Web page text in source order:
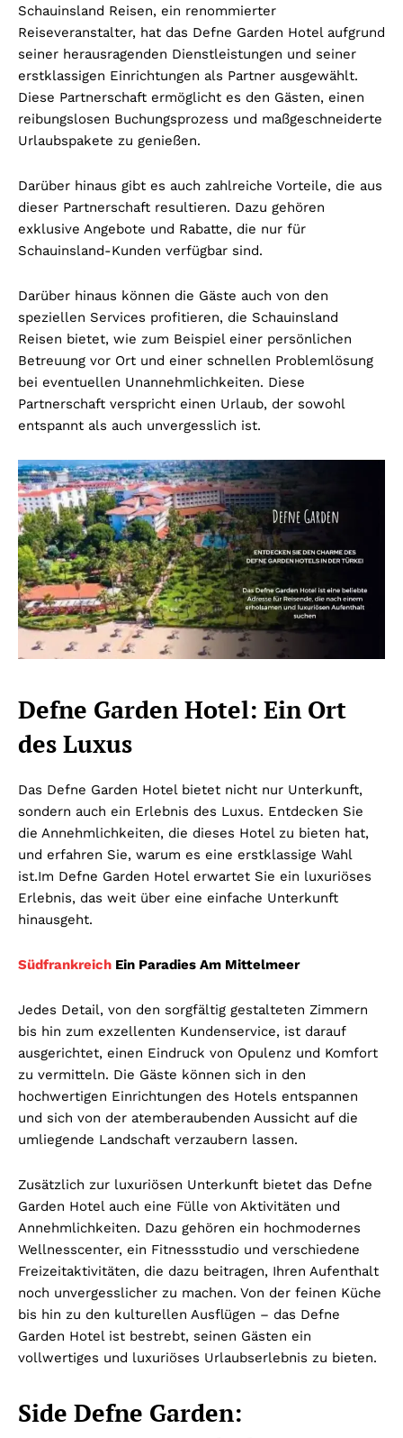
Schauinsland Reisen, ein renommierter
Reiseveranstalter, hat das Defne Garden Hotel aufgrund
seiner herausragenden Dienstleistungen und seiner
erstklassigen Einrichtungen als Partner ausgewählt.
Diese Partnerschaft ermöglicht es den Gästen, einen
reibungslosen Buchungsprozess und maßgeschneiderte
Urlaubspakete zu genießen.
Darüber hinaus gibt es auch zahlreiche Vorteile, die aus
dieser Partnerschaft resultieren. Dazu gehören
exklusive Angebote und Rabatte, die nur für
Schauinsland-Kunden verfügbar sind.
Darüber hinaus können die Gäste auch von den
speziellen Services profitieren, die Schauinsland
Reisen bietet, wie zum Beispiel einer persönlichen
Betreuung vor Ort und einer schnellen Problemlösung
bei eventuellen Unannehmlichkeiten. Diese
Partnerschaft verspricht einen Urlaub, der sowohl
entspannt als auch unvergesslich ist.
Defne Garden Hotel: Ein Ort
des Luxus
Das Defne Garden Hotel bietet nicht nur Unterkunft,
sondern auch ein Erlebnis des Luxus. Entdecken Sie
die Annehmlichkeiten, die dieses Hotel zu bieten hat,
und erfahren Sie, warum es eine erstklassige Wahl
ist.Im Defne Garden Hotel erwartet Sie ein luxuriöses
Erlebnis, das weit über eine einfache Unterkunft
hinausgeht.
Südfrankreich Ein Paradies Am Mittelmeer
Jedes Detail, von den sorgfältig gestalteten Zimmern
bis hin zum exzellenten Kundenservice, ist darauf
ausgerichtet, einen Eindruck von Opulenz und Komfort
zu vermitteln. Die Gäste können sich in den
hochwertigen Einrichtungen des Hotels entspannen
und sich von der atemberaubenden Aussicht auf die
umliegende Landschaft verzaubern lassen.
Zusätzlich zur luxuriösen Unterkunft bietet das Defne
Garden Hotel auch eine Fülle von Aktivitäten und
Annehmlichkeiten. Dazu gehören ein hochmodernes
Wellnesscenter, ein Fitnessstudio und verschiedene
Freizeitaktivitäten, die dazu beitragen, Ihren Aufenthalt
noch unvergesslicher zu machen. Von der feinen Küche
bis hin zu den kulturellen Ausflügen – das Defne
Garden Hotel ist bestrebt, seinen Gästen ein
vollwertiges und luxuriöses Urlaubserlebnis zu bieten.
Side Defne Garden: